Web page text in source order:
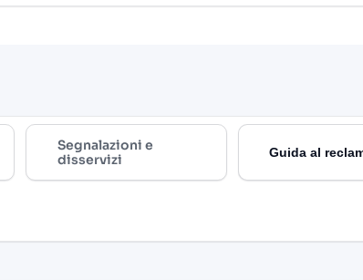
Segnalazioni e
disservizi
Guida al